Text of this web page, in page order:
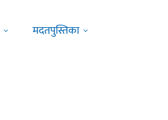
मदतपुस्तिका